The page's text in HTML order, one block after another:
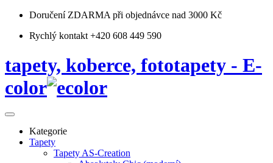
Doručení ZDARMA při objednávce nad 3000 Kč
Rychlý kontakt +420 608 449 590
tapety, koberce, fototapety - E-
color
Kategorie
Tapety
Tapety AS-Creation